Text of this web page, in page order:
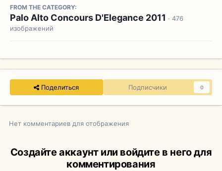
FROM THE CATEGORY:
Palo Alto Concours D'Elegance 2011 · 476
изображений
Поделиться Подписчики 0
Нет комментариев для отображения
Создайте аккаунт или войдите в него для
комментирования